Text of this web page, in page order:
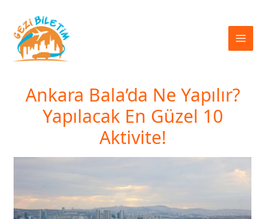
Ankara Bala’da Ne Yapılır?
Yapılacak En Güzel 10
Aktivite!